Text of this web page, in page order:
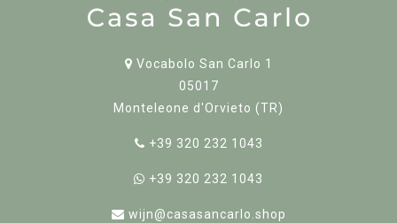
Vocabolo San Carlo 1
05017
Monteleone d'Orvieto (TR)
+39 320 232 1043
+39 320 232 1043
wijn@casasancarlo.shop